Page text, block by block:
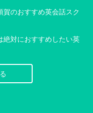
のおすすめ英会話スク
絶対におすすめしたい英